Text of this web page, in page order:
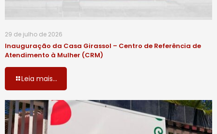
29 de julho de 2026
Inauguração da Casa Girassol – Centro de Referência de
Atendimento à Mulher (CRM)
Leia mais...